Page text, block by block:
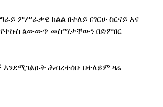
ምሥራቃዊ ክልል በተለይ በገርሁ ስርናይ እና
የተኩስ ልውውጥ መስማታቸውን በድምበር
እንደሚገልፁት ሕብረተሰቡ በተለይም ዛሬ